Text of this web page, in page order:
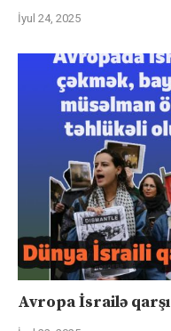
İyul 24, 2025
Avropa İsrailə qarşı